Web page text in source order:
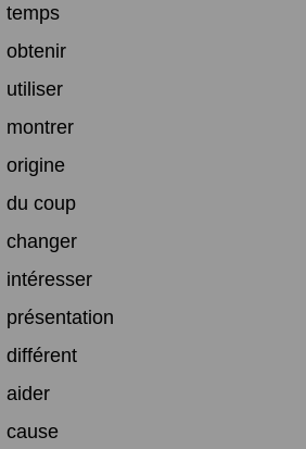
temps
obtenir
utiliser
montrer
origine
du coup
changer
intéresser
présentation
différent
aider
cause